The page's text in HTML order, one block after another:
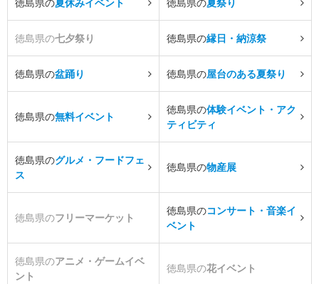
徳島県の夏休みイベント 徳島県の夏祭り
徳島県の七夕祭り 徳島県の縁日・納涼祭
徳島県の盆踊り 徳島県の屋台のある夏祭り
徳島県の無料イベント
徳島県の体験イベント・アク
ティビティ
徳島県のグルメ・フードフェ
ス
徳島県の物産展
徳島県のフリーマーケット
徳島県のコンサート・音楽イ
ベント
徳島県のアニメ・ゲームイベ
ント
徳島県の花イベント